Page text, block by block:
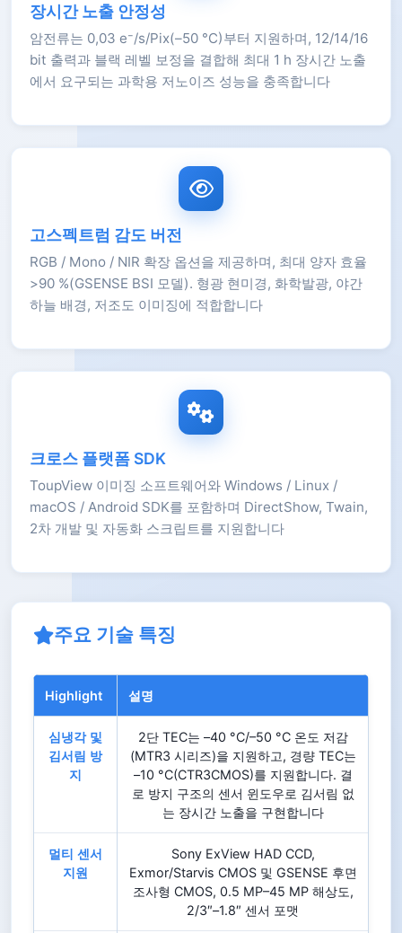
장시간 노출 안정성
암전류는 0,03 e⁻/s/Pix(–50 °C)부터 지원하며, 12/14/16
bit 출력과 블랙 레벨 보정을 결합해 최대 1 h 장시간 노출
에서 요구되는 과학용 저노이즈 성능을 충족합니다
고스펙트럼 감도 버전
RGB / Mono / NIR 확장 옵션을 제공하며, 최대 양자 효율
>90 %(GSENSE BSI 모델). 형광 현미경, 화학발광, 야간
하늘 배경, 저조도 이미징에 적합합니다
크로스 플랫폼 SDK
ToupView 이미징 소프트웨어와 Windows / Linux /
macOS / Android SDK를 포함하며 DirectShow, Twain,
2차 개발 및 자동화 스크립트를 지원합니다
주요 기술 특징
Highlight 설명
심냉각 및
김서림 방
지
2단 TEC는 –40 °C/–50 °C 온도 저감
(MTR3 시리즈)을 지원하고, 경량 TEC는
–10 °C(CTR3CMOS)를 지원합니다. 결
로 방지 구조의 센서 윈도우로 김서림 없
는 장시간 노출을 구현합니다
멀티 센서
지원
Sony ExView HAD CCD,
Exmor/Starvis CMOS 및 GSENSE 후면
조사형 CMOS, 0.5 MP–45 MP 해상도,
2/3″–1.8″ 센서 포맷